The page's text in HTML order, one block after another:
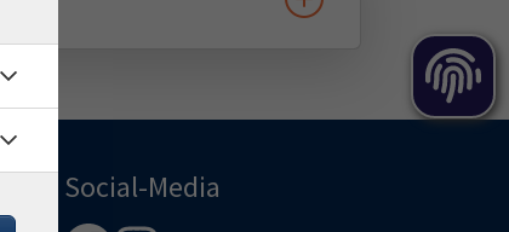
Social-Media